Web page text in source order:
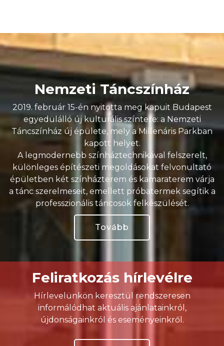
Nemzeti Táncszínház
2019. február 15-én nyitotta meg kapuit Budapest
egyedülálló új kulturális színtere: a Nemzeti
Táncszínház új épülete, mely a Millenáris Parkban
kapott helyet.
A legmodernebb színháztechnikával felszerelt,
különleges építészeti megoldásokat felvonultató
épületben két színházterem és kamaraterem várja
a tánc szerelmeseit, emellett próbatermek segítik a
professzionális táncosok felkészülését.
Tovább
Feliratkozás hírlevélre
Hírlevelünkön keresztül rendszeresen
informálódhat aktuális ajánlatainkról,
újdonságainkról és eseményeinkről.